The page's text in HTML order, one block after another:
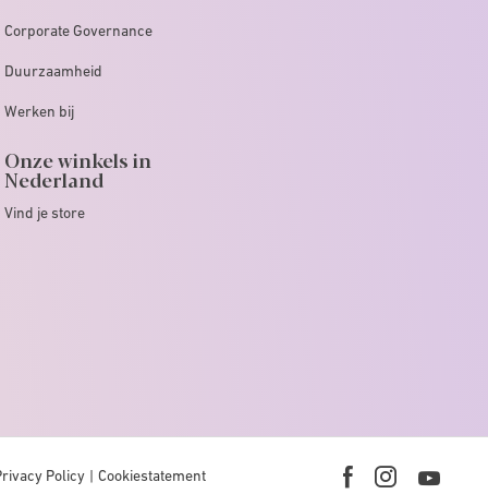
Corporate Governance
Duurzaamheid
Werken bij
Onze winkels in
Nederland
Vind je store
Policy Cookiestatement